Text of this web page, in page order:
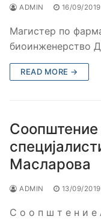
ADMIN 16/09/2019
Магистер по
биоинженерство
READ MORE →
Соопштение
Масларова
ADMIN 13/09/2019
С о о п ш т е н и е